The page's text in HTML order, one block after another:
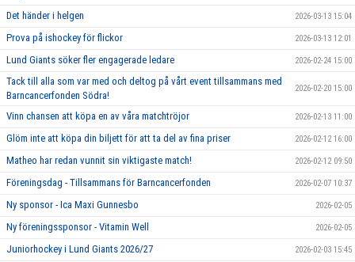
Det händer i helgen 2026-03-13 15:04
Prova på ishockey för flickor 2026-03-13 12:01
Lund Giants söker fler engagerade ledare 2026-02-24 15:00
Tack till alla som var med och deltog på vårt event tillsammans med
Barncancerfonden Södra!
2026-02-20 15:00
Vinn chansen att köpa en av våra matchtröjor 2026-02-13 11:00
Glöm inte att köpa din biljett för att ta del av fina priser 2026-02-12 16:00
Matheo har redan vunnit sin viktigaste match! 2026-02-12 09:50
Föreningsdag - Tillsammans för Barncancerfonden 2026-02-07 10:37
Ny sponsor - Ica Maxi Gunnesbo 2026-02-05
Ny föreningssponsor - Vitamin Well 2026-02-05
Juniorhockey i Lund Giants 2026/27 2026-02-03 15:45